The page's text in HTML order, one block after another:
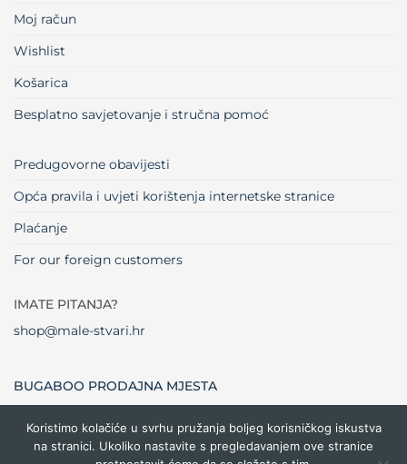
Moj račun
Wishlist
Košarica
Besplatno savjetovanje i stručna pomoć
Predugovorne obavijesti
Opća pravila i uvjeti korištenja internetske stranice
Plaćanje
For our foreign customers
IMATE PITANJA?
shop@male-stvari.hr
BUGABOO PRODAJNA MJESTA
Visa MasterCardMaestro Dinners Credit
Cash
Koristimo kolačiće u svrhu pružanja boljeg korisničkog iskustva
na stranici. Ukoliko nastavite s pregledavanjem ove stranice